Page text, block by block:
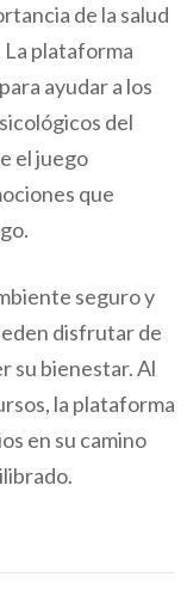
de la salud
La plataforma
ayudar a los
del
el juego
que
seguro y
disfrutar de
su bienestar. Al
la plataforma
en su camino